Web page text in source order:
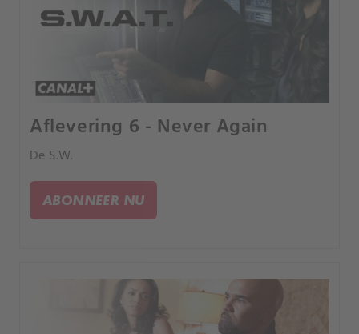
Aflevering 6 - Never Again
De S.W.
ABONNEER NU